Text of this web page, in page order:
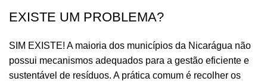
EXISTE UM PROBLEMA?
SIM EXISTE! A maioria dos municípios da Nicarágua não
possui mecanismos adequados para a gestão eficiente e
sustentável de resíduos. A prática comum é recolher os